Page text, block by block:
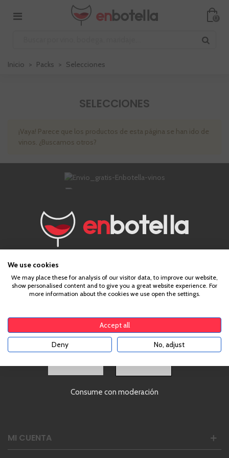
0
Inicio > Packs > Selecciones
SELECCIONES
¡Vaya! Parece que los productos de esta página se han ido de
vinos. ¿Buscamos otros?
Horario: Lunes a Viernes de 8 a 15h.
MI CUENTA
¿Eres mayor de edad?
Para acceder a enbotella, debes tener la edad legal de
tu país de residencia, lo cual es suficiente para
aplicable. Confirma si tienes más de18años
Consume con moderación
We use cookies
We may place these for analysis of our visitor data, to improve our website,
show personalised content and to give you a great website experience. For
more information about the cookies we use open the settings.
Accept all
Deny No, adjust